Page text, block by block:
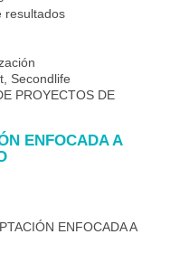
resultados
Secondlife
PROYECTOS DE
ENFOCADA A
ENFOCADA A